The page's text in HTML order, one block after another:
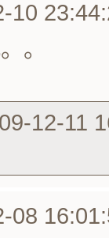
10
。
12-11
08